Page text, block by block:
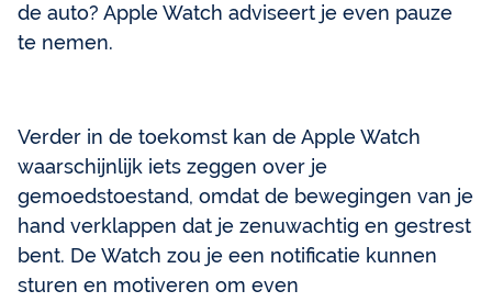
de auto? Apple Watch adviseert je even pauze
te nemen.
Verder in de toekomst kan de Apple Watch
waarschijnlijk iets zeggen over je
gemoedstoestand, omdat de bewegingen van je
hand verklappen dat je zenuwachtig en gestrest
bent. De Watch zou je een notificatie kunnen
sturen en motiveren om even